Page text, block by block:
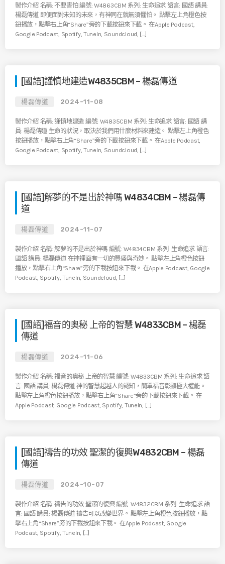
製作介紹 名稱: 不要害怕 編號: W4863CBM 系列: 生命追求 語言: 國語 講員:
楊磊傳道 即便面對未知的未來，有神同在就無須懼怕。 點擊左上角橙色按
鈕播放，點擊右上角“Share”旁的下載按鈕來下載。 在Apple Podcast,
Google Podcast, Spotify, TuneIn, Soundcloud, […]
[國語]謹慎地建造W4835CBM – 楊磊傳道
楊磊傳道 2024-11-08
製作介紹 名稱: 謹慎地建造 編號: W4835CBM 系列: 生命追求 語言: 國語 講
員: 楊磊傳道 生命的狀況，取決於我們用什麼材料來建造。 點擊左上角橙色
按鈕播放，點擊右上角“Share”旁的下載按鈕來下載。 在Apple Podcast,
Google Podcast, Spotify, TuneIn, Soundcloud, […]
[國語]解夢的不是出於神嗎 W4834CBM – 楊磊傳
道
楊磊傳道 2024-11-07
製作介紹 名稱: 解夢的不是出於神嗎 編號: W4834CBM 系列: 生命追求 語言:
國語 講員: 楊磊傳道 在神裡面有一切的豐盛與奇妙。 點擊左上角橙色按鈕
播放，點擊右上角“Share”旁的下載按鈕來下載。 在Apple Podcast, Google
Podcast, Spotify, TuneIn, Soundcloud, […]
[國語]福音的奥秘 上帝的智慧 W4833CBM – 楊磊
傳道
楊磊傳道 2024-11-06
製作介紹 名稱: 福音的奥秘 上帝的智慧 編號: W4833CBM 系列: 生命追求 語
言: 國語 講員: 楊磊傳道 神的智慧超越人的認知，簡單福音彰顯極大權能。
點擊左上角橙色按鈕播放，點擊右上角“Share”旁的下載按鈕來下載。 在
Apple Podcast, Google Podcast, Spotify, TuneIn, […]
[國語]禱告的功效 聖潔的復興W4832CBM – 楊磊
傳道
楊磊傳道 2024-10-07
製作介紹 名稱: 禱告的功效 聖潔的復興 編號: W4832CBM 系列: 生命追求 語
言: 國語 講員: 楊磊傳道 禱告可以改變世界。 點擊左上角橙色按鈕播放，點
擊右上角“Share”旁的下載按鈕來下載。 在Apple Podcast, Google
Podcast, Spotify, TuneIn, […]